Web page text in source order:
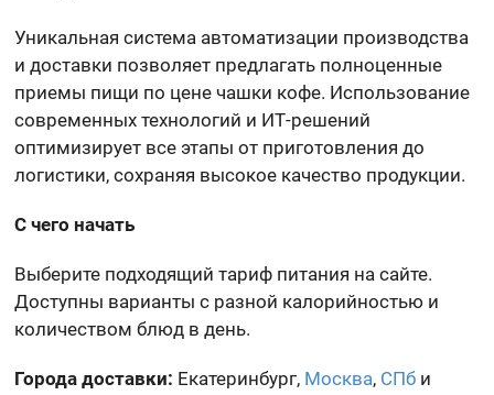
Уникальная система автоматизации производства
и доставки позволяет предлагать полноценные
приемы пищи по цене чашки кофе. Использование
современных технологий и ИТ-решений
оптимизирует все этапы от приготовления до
логистики, сохраняя высокое качество продукции.
С чего начать
Выберите подходящий тариф питания на сайте.
Доступны варианты с разной калорийностью и
количеством блюд в день.
Города доставки: Екатеринбург, Москва, СПб и